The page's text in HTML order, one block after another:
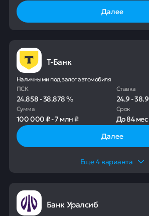
Далее
Т-Банк
Наличными под залог автомобиля
ПСК
24.858-38.878%
Ставка
24.9-38.9
Сумма
100 000 ₽-7 млн ₽
Срок
До84 мес
Далее
Еще4 варианта
Банк Уралсиб